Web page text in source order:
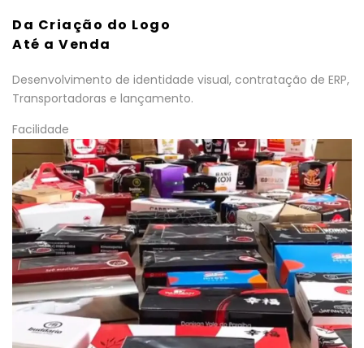
Da Criação do Logo
Até a Venda
Desenvolvimento de identidade visual, contratação de ERP,
Transportadoras e lançamento.
Facilidade